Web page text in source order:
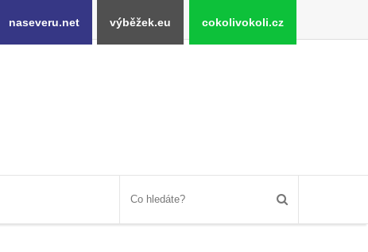
naseveru.net výběžek.eu cokolivokoli.cz